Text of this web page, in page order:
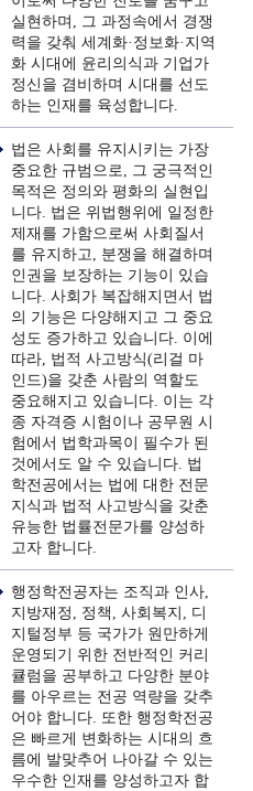
실현하며, 그 과정속에서 경쟁
력을 갖춰 세계화·정보화·지역
화 시대에 윤리의식과 기업가
정신을 겸비하며 시대를 선도
하는 인재를 육성합니다.
법은 사회를 유지시키는 가장
중요한 규범으로, 그 궁극적인
목적은 정의와 평화의 실현입
니다. 법은 위법행위에 일정한
제재를 가함으로써 사회질서
를 유지하고, 분쟁을 해결하며
인권을 보장하는 기능이 있습
니다. 사회가 복잡해지면서 법
의 기능은 다양해지고 그 중요
성도 증가하고 있습니다. 이에
따라, 법적 사고방식(리걸 마
인드)을 갖춘 사람의 역할도
중요해지고 있습니다. 이는 각
종 자격증 시험이나 공무원 시
험에서 법학과목이 필수가 된
것에서도 알 수 있습니다. 법
학전공에서는 법에 대한 전문
지식과 법적 사고방식을 갖춘
유능한 법률전문가를 양성하
고자 합니다.
행정학전공자는 조직과 인사,
지방재정, 정책, 사회복지, 디
지털정부 등 국가가 원만하게
운영되기 위한 전반적인 커리
큘럼을 공부하고 다양한 분야
를 아우르는 전공 역량을 갖추
어야 합니다. 또한 행정학전공
은 빠르게 변화하는 시대의 흐
름에 발맞추어 나아갈 수 있는
우수한 인재를 양성하고자 합